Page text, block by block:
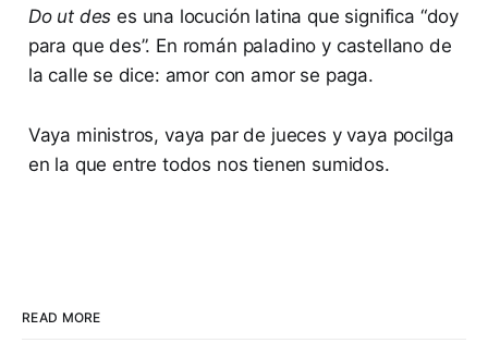
Do ut deses una locución latina que significa “doy
para que des”. En román paladino y castellano de
la calle se dice: amor con amor se paga.
Vaya ministros, vaya par de jueces y vaya pocilga
en la que entre todos nos tienen sumidos.
READ MORE